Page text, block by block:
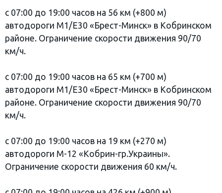
с 07:00 до 19:00 часов на 56 км (+800 м)
автодороги М1/Е30 «Брест-Минск» в Кобринском
районе. Ограничение скорости движения 90/70
км/ч.
с 07:00 до 19:00 часов на 65 км (+700 м)
автодороги М1/Е30 «Брест-Минск» в Кобринском
районе. Ограничение скорости движения 90/70
км/ч.
с 07:00 до 19:00 часов на 19 км (+270 м)
автодороги М-12 «Кобрин-гр.Украины».
Ограничение скорости движения 60 км/ч.